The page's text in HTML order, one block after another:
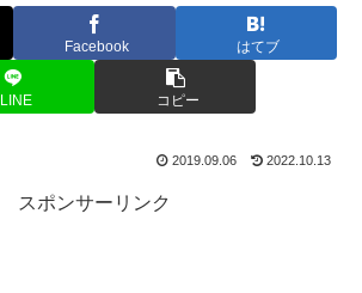
Facebook はてブ
LINE コピー
2019.09.06 2022.10.13
スポンサーリンク